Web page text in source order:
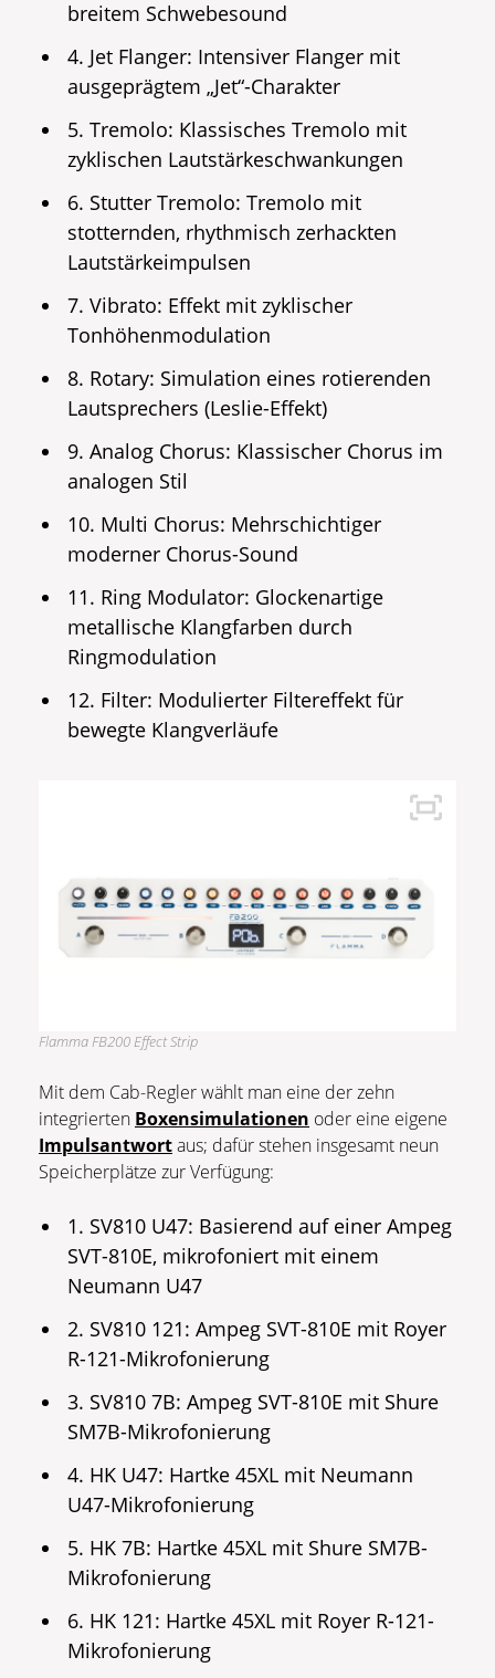
breitem Schwebesound
4. Jet Flanger: Intensiver Flanger mit
ausgeprägtem „Jet“-Charakter
5. Tremolo: Klassisches Tremolo mit
zyklischen Lautstärkeschwankungen
6. Stutter Tremolo: Tremolo mit
stotternden, rhythmisch zerhackten
Lautstärkeimpulsen
7. Vibrato: Effekt mit zyklischer
Tonhöhenmodulation
8. Rotary: Simulation eines rotierenden
Lautsprechers (Leslie-Effekt)
9. Analog Chorus: Klassischer Chorus im
analogen Stil
10. Multi Chorus: Mehrschichtiger
moderner Chorus-Sound
11. Ring Modulator: Glockenartige
metallische Klangfarben durch
Ringmodulation
12. Filter: Modulierter Filtereffekt für
bewegte Klangverläufe
Flamma FB200 Effect Strip
Mit dem Cab-Regler wählt man eine der zehn
integrierten Boxensimulationen oder eine eigene
Impulsantwortaus; dafür stehen insgesamt neun
Speicherplätze zur Verfügung:
1. SV810 U47: Basierend auf einer Ampeg
SVT-810E, mikrofoniert mit einem
Neumann U47
2. SV810 121: Ampeg SVT-810E mit Royer
R-121-Mikrofonierung
3. SV810 7B: Ampeg SVT-810E mit Shure
SM7B-Mikrofonierung
4. HK U47: Hartke 45XL mit Neumann
U47-Mikrofonierung
5. HK 7B: Hartke 45XL mit Shure SM7B-
Mikrofonierung
6. HK 121: Hartke 45XL mit Royer R-121-
Mikrofonierung